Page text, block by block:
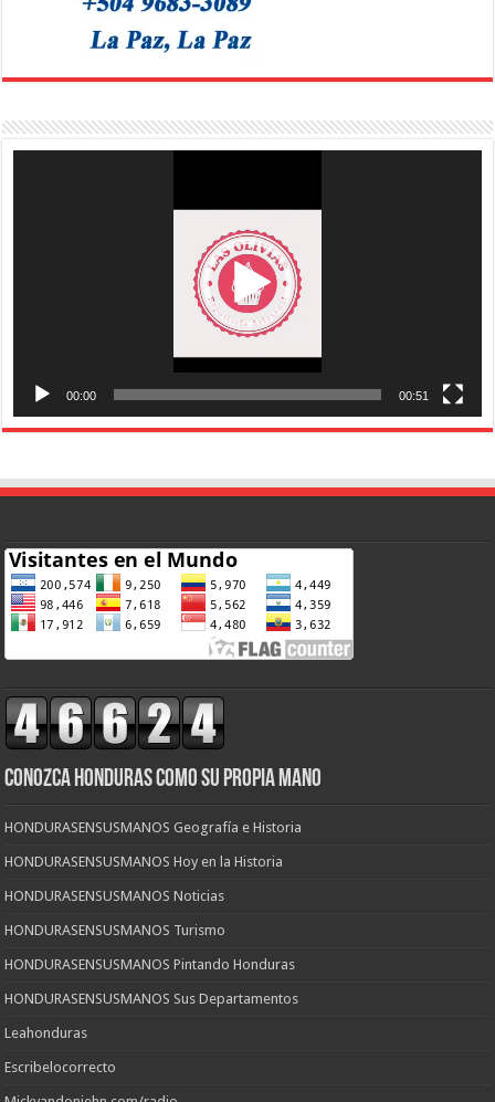
00:00 00:51
CONOZCA HONDURAS COMO SU PROPIA MANO
HONDURASENSUSMANOS Geografía e Historia
HONDURASENSUSMANOS Hoy en la Historia
HONDURASENSUSMANOS Noticias
HONDURASENSUSMANOS Turismo
HONDURASENSUSMANOS Pintando Honduras
HONDURASENSUSMANOS Sus Departamentos
Leahonduras
Escribelocorrecto